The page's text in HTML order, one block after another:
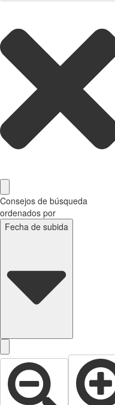
Consejos de búsqueda
ordenados por
Fecha de subida